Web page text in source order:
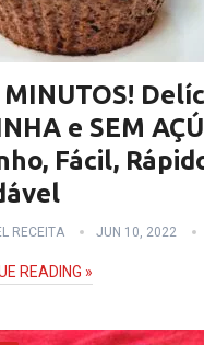
e SEM
Fácil,
RECEITA JUN 10, 2022
READING »